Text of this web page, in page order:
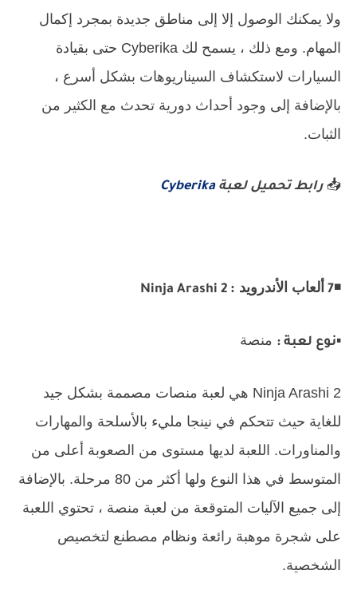
ولا يمكنك الوصول إلا إلى مناطق جديدة بمجرد إكمال
المهام. ومع ذلك ، يسمح لك Cyberika حتى بقيادة
السيارات لاستكشاف السيناريوهات بشكل أسرع ،
بالإضافة إلى وجود أحداث دورية تحدث مع الكثير من
الثبات.
📥رابط تحميل لعبةCyberika
◾
7 ألعاب الأندرويد :
▪️نوع لعبة : منصة
Ninja Arashi 2 هي لعبة منصات مصممة بشكل جيد
للغاية حيث تتحكم في نينجا مليء بالأسلحة والمهارات
والمناورات. اللعبة لديها مستوى من الصعوبة أعلى من
المتوسط ​​في هذا النوع ولها أكثر من 80 مرحلة. بالإضافة
إلى جميع الآليات المتوقعة من لعبة منصة ، تحتوي اللعبة
على شجرة موهبة رائعة ونظام مصطنع لتخصيص
الشخصية.